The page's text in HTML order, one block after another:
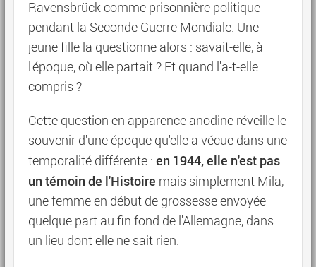
Ravensbrück comme prisonnière politique
pendant la Seconde Guerre Mondiale. Une
jeune fille la questionne alors : savait-elle, à
l'époque, où elle partait ? Et quand l'a-t-elle
compris ?
Cette question en apparence anodine réveille le
souvenir d'une époque qu'elle a vécue dans une
temporalité différente : en 1944, elle n'est pas
un témoin de l'Histoire mais simplement Mila,
une femme en début de grossesse envoyée
quelque part au fin fond de l'Allemagne, dans
un lieu dont elle ne sait rien.